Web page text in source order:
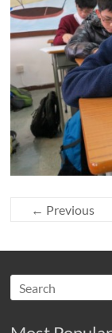
← Previous